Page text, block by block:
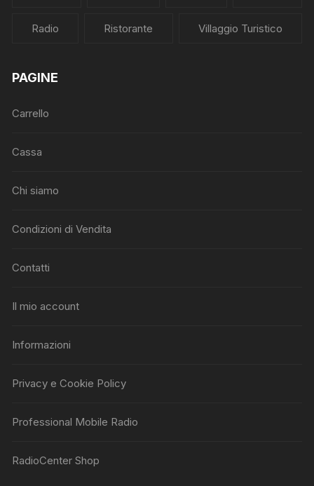
Radio Ristorante Villaggio Turistico
PAGINE
Carrello
Cassa
Chi siamo
Condizioni di Vendita
Contatti
Il mio account
Informazioni
Privacy e Cookie Policy
Professional Mobile Radio
RadioCenter Shop